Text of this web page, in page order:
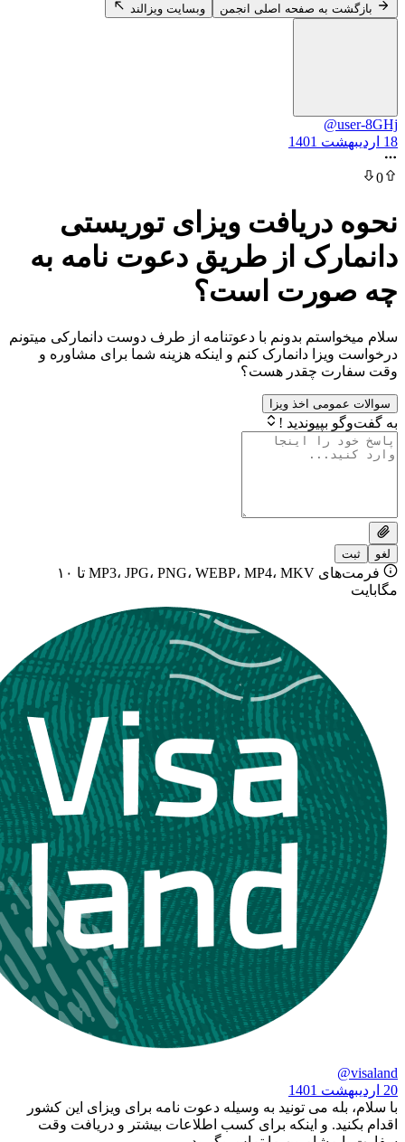
به صفحه اصلی انجمن وبسایت ویزالند
ویزای توریستی
از طریق دعوت نامه به
است؟
بدونم با دعوتنامه از طرف دوست دانمارکی میتونم
دانمارک کنم و اینکه هزینه شما برای مشاوره و
چقدر هست؟
اخذ ویزا
!
فرمت‌های MP3، JPG، PNG، WEBP، MP4، MKV تا ۱۰
می تونید به وسیله دعوت نامه برای ویزای این کشور
و اینکه برای کسب اطلاعات بیشتر و دریافت وقت